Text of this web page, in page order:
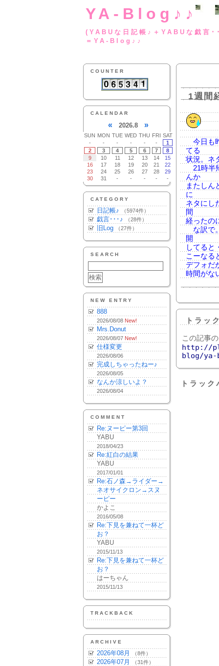
YA-Blog♪♪
(YABUな日記帳♪
＝YA-Blog♪♪
COUNTER
CALENDAR
« 2026.8 »
SUN MON TUE WED THU FRI SAT
-
- - - - -
1
2
3 4 5 6 7
8
9
10 11 12 13 14
15
16
17 18 19 20 21
22
23
24 25 26 27 28
29
30
31 - - - - -
CATEGORY
日記帳♪ （5974件）
戯言･･･♪ （28件）
旧Log （27件）
SEARCH
NEW ENTRY
888
2026/08/08 New!
Mrs.Donut
2026/08/07 New!
仕様変更
2026/08/06
完成しちゃったねー♪
2026/08/05
なんか涼しいよ？
2026/08/04
COMMENT
Re:ヌーピー第3回
YABU
2018/04/23
Re:紅白の結果
YABU
2017/01/01
Re:石ノ森→ライダー→
ネオサイクロン→スヌ
ーピー
かよこ
2016/05/08
Re:下見を兼ねて一杯ど
お？
YABU
2015/11/13
Re:下見を兼ねて一杯ど
お？
はーちゃん
2015/11/13
TRACKBACK
ARCHIVE
2026年08月 （8件）
2026年07月 （31件）
1週間
今日も
てる
状況。ネ
21時半
んか
またし
に
ネタにし
間
経ったの
な訳で
開
してると
こーなる
デフォだ
時間がな
トラッ
この記事
http://
blog/ya-
トラッ